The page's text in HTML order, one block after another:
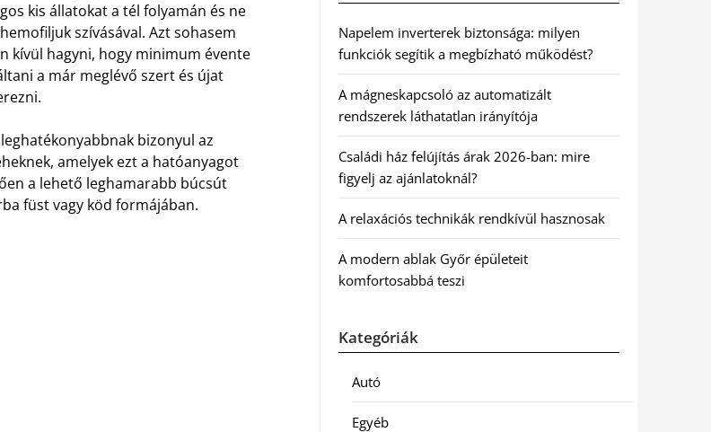
kis állatokat a tél folyamán és ne
szívásával. Azt sohasem
kívül hagyni, hogy minimum évente
a már meglévő szert és újat
bizonyul az
amelyek ezt a hatóanyagot
a lehető leghamarabb búcsút
füst vagy köd formájában.
Napelem inverterek biztonsága: milyen
funkciók segítik a megbízható működést?
A mágneskapcsoló az automatizált
rendszerek láthatatlan irányítója
Családi ház felújítás árak 2026-ban: mire
figyelj az ajánlatoknál?
A relaxációs technikák rendkívül hasznosak
A modern ablak Győr épületeit
komfortosabbá teszi
Kategóriák
Autó
Egyéb